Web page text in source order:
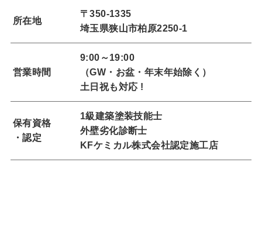
所在地
〒350-1335
埼玉県狭山市柏原2250-1
営業時間
9:00～19:00
（GW・お盆・年末年始除く）
土日祝も対応 !
保有資格
・認定
1級建築塗装技能士
外壁劣化診断士
KFケミカル株式会社認定施工店